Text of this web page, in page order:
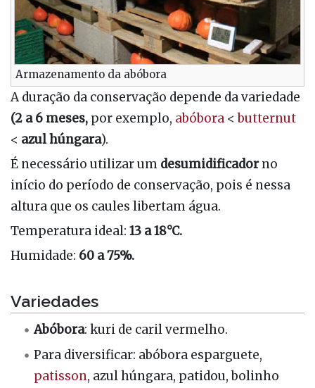
Armazenamento da abóbora
A duração da conservação depende da variedade
(2 a 6 meses, por exemplo, abóbora <butternut
< azul húngara).
É necessário utilizar um desumidificadorno
início do período de conservação, pois é nessa
altura que os caules libertam água.
Temperatura ideal: 13 a 18°C.
Humidade: 60 a 75%.
Variedades
Abóbora: kuri de caril vermelho.
Para diversificar: abóbora esparguete,
patisson, azul húngara, patidou, bolinho